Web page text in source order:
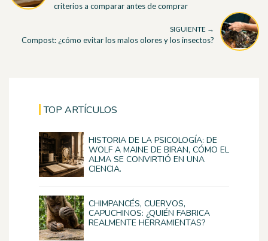
criterios a comparar antes de comprar
SIGUIENTE →
Compost: ¿cómo evitar los malos olores y los insectos?
TOP ARTÍCULOS
HISTORIA DE LA PSICOLOGÍA: DE
WOLF A MAINE DE BIRAN, CÓMO EL
ALMA SE CONVIRTIÓ EN UNA
CIENCIA.
CHIMPANCÉS, CUERVOS,
CAPUCHINOS: ¿QUIÉN FABRICA
REALMENTE HERRAMIENTAS?